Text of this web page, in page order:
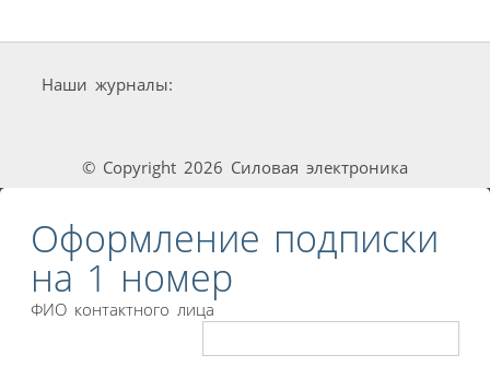
Наши журналы:
© Copyright 2026 Силовая электроника
Оформление подписки
на 1 номер
ФИО контактного лица